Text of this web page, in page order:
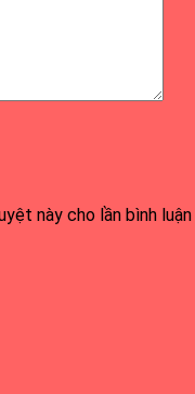
này cho lần bình